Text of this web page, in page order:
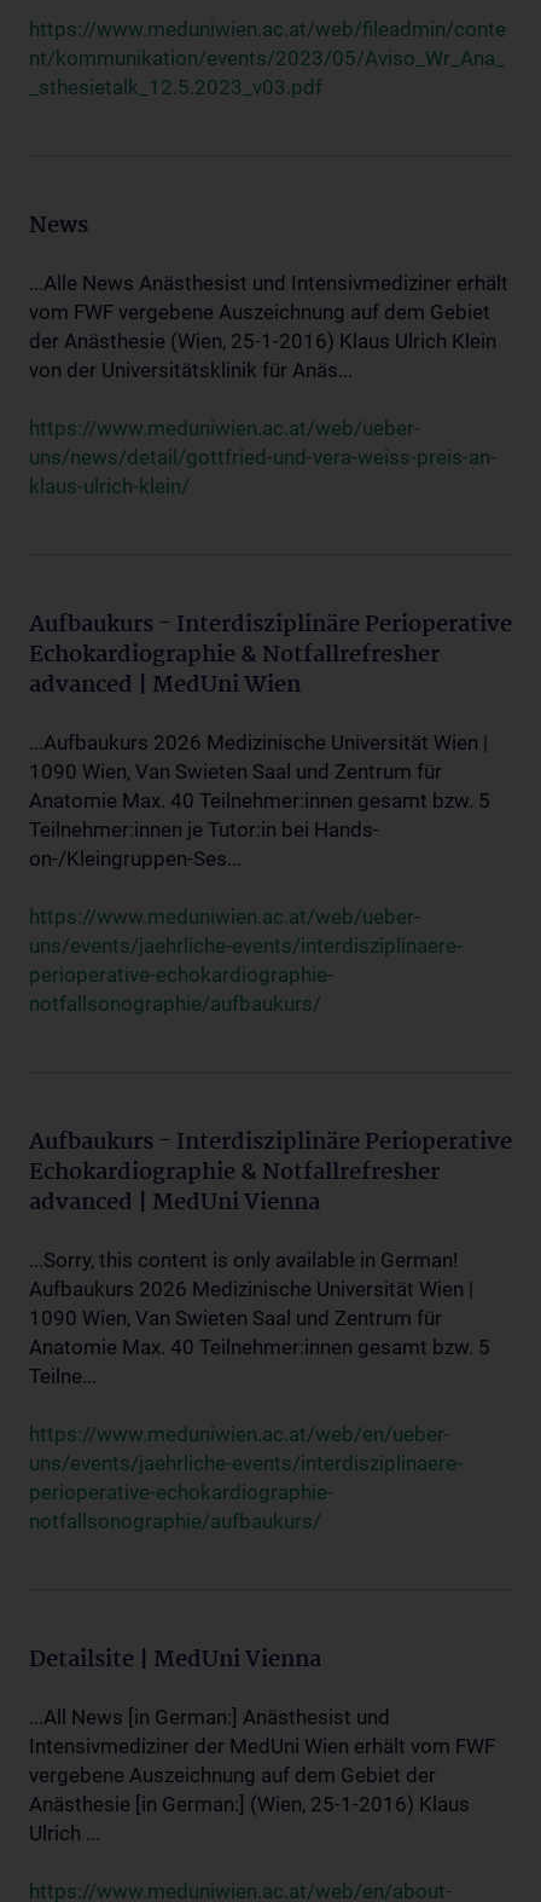
https://www.meduniwien.ac.at/web/fileadmin/conte
nt/kommunikation/events/2023/05/Aviso_Wr_Ana_
_sthesietalk_12.5.2023_v03.pdf
News
...Alle News Anästhesist und Intensivmediziner erhält
vom FWF vergebene Auszeichnung auf dem Gebiet
der Anästhesie (Wien, 25-1-2016) Klaus Ulrich Klein
von der Universitätsklinik für Anäs...
https://www.meduniwien.ac.at/web/ueber-
uns/news/detail/gottfried-und-vera-weiss-preis-an-
klaus-ulrich-klein/
Aufbaukurs - Interdisziplinäre Perioperative
Echokardiographie & Notfallrefresher
advanced | MedUni Wien
...Aufbaukurs 2026 Medizinische Universität Wien |
1090 Wien, Van Swieten Saal und Zentrum für
Anatomie Max. 40 Teilnehmer:innen gesamt bzw. 5
Teilnehmer:innen je Tutor:in bei Hands-
on-/Kleingruppen-Ses...
https://www.meduniwien.ac.at/web/ueber-
uns/events/jaehrliche-events/interdisziplinaere-
perioperative-echokardiographie-
notfallsonographie/aufbaukurs/
Aufbaukurs - Interdisziplinäre Perioperative
Echokardiographie & Notfallrefresher
advanced | MedUni Vienna
...Sorry, this content is only available in German!
Aufbaukurs 2026 Medizinische Universität Wien |
1090 Wien, Van Swieten Saal und Zentrum für
Anatomie Max. 40 Teilnehmer:innen gesamt bzw. 5
Teilne...
https://www.meduniwien.ac.at/web/en/ueber-
uns/events/jaehrliche-events/interdisziplinaere-
perioperative-echokardiographie-
notfallsonographie/aufbaukurs/
Detailsite | MedUni Vienna
...All News [in German:] Anästhesist und
Intensivmediziner der MedUni Wien erhält vom FWF
vergebene Auszeichnung auf dem Gebiet der
Anästhesie [in German:] (Wien, 25-1-2016) Klaus
Ulrich ...
https://www.meduniwien.ac.at/web/en/about-